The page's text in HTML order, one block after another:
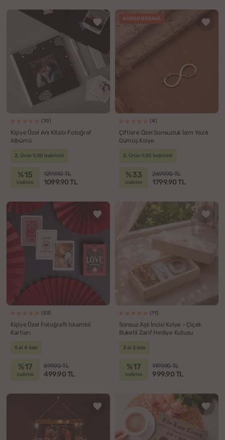
(70)
Kişiye Özel Anı Kitabı Fotoğraf
Albümü
2. Ürün %30 İndirimli
%15
indirim
1299.90 TL
1099.90 TL
KARGO BEDAVA
(4)
Çiftlere Özel Sonsuzluk İsim Yazılı
Gümüş Kolye
2. Ürün %30 İndirimli
%33
indirim
2699.90 TL
1799.90 TL
(53)
Kişiye Özel Fotoğraflı İskambil
Kartları
5 al 4 öde
%17
indirim
599.90 TL
499.90 TL
(11)
Sonsuz Aşk İncisi Kolye - Çiçek
Buketli Zarif Hediye Kutusu
3 al 2 öde
%17
indirim
1199.90 TL
999.90 TL